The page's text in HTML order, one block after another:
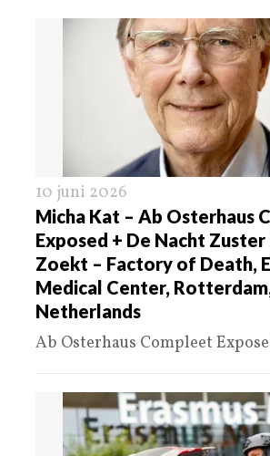
10 juni 2026
Micha Kat – Ab Osterhaus
Exposed + De Nacht
Zoekt – Factory of Death,
Medical Center,
Netherlands
Ab Osterhaus Compleet